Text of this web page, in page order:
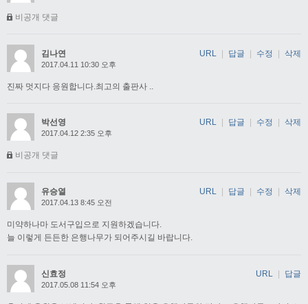
비공개 댓글
김나연
2017.04.11 10:30 오후
진짜 멋지다 응원합니다.최고의 출판사 ..
URL | 답글 | 수정 | 삭제
박선영
2017.04.12 2:35 오후
비공개 댓글
URL 답글 수정 삭제
유승열
2017.04.13 8:45 오전
미약하나마 도서구입으로 지원하겠습니다.
늘 이렇게 든든한 은행나무가 되어주시길 바랍니다.
URL 답글 수정 삭제
신효정
2017.05.08 11:54 오후
URL 답글